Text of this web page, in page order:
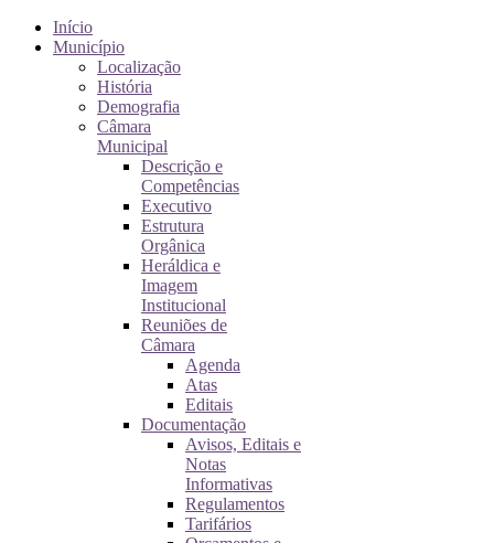
Início
Município
Localização
História
Demografia
Câmara
Municipal
Descrição e
Competências
Executivo
Estrutura
Orgânica
Heráldica e
Imagem
Institucional
Reuniões de
Câmara
Agenda
Atas
Editais
Documentação
Avisos, Editais e
Notas
Informativas
Regulamentos
Tarifários